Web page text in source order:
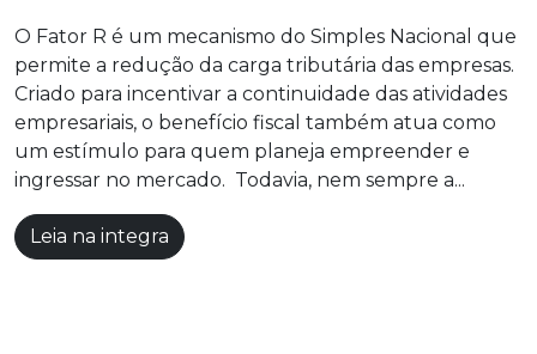
O Fator R é um mecanismo do Simples Nacional que
permite a redução da carga tributária das empresas.
Criado para incentivar a continuidade das atividades
empresariais, o benefício fiscal também atua como
um estímulo para quem planeja empreender e
ingressar no mercado. Todavia, nem sempre a...
Leia na integra